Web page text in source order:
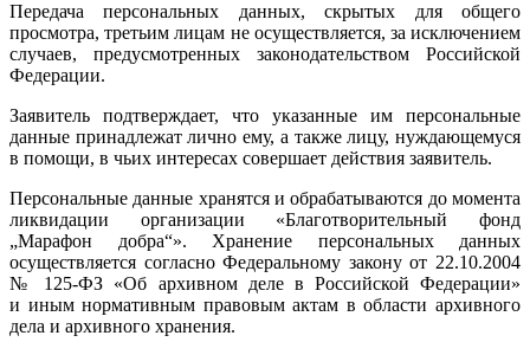
Передача персональных данных, скрытых для общего
просмотра, третьим лицам не осуществляется, за исключением
случаев, предусмотренных законодательством Российской
Федерации.
Заявитель подтверждает, что указанные им персональные
данные принадлежат лично ему, а также лицу, нуждающемуся
в помощи, в чьих интересах совершает действия заявитель.
Персональные данные хранятся и обрабатываются до момента
ликвидации организации «Благотворительный фонд
„Марафон добра“». Хранение персональных данных
осуществляется согласно Федеральному закону от 22.10.2004
№ 125-ФЗ «Об архивном деле в Российской Федерации»
и иным нормативным правовым актам в области архивного
дела и архивного хранения.